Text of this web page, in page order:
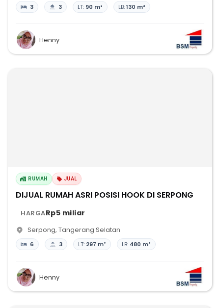
3 3 LT: 90 m² LB:130 m²
Henny
RUMAH JUAL
DIJUAL RUMAH ASRI POSISI HOOK DI SERPONG
HARGARp5 miliar
Serpong, Tangerang Selatan
6 3 LT: 297 m² LB: 480 m²
Henny